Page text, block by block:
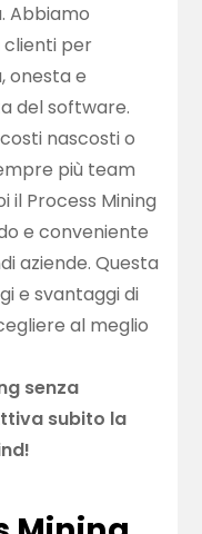
Abbiamo
clienti per
onesta e
del software.
nascosti o
più team
il Process Mining
e conveniente
aziende. Questa
e svantaggi di
al meglio
senza
subito la